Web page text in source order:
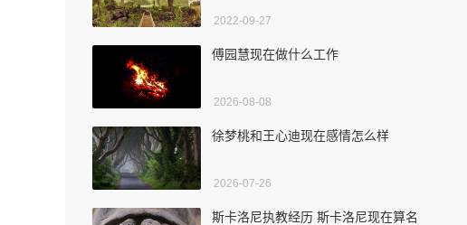
2022-09-27
傅园慧现在做什么工作
2026-08-08
徐梦桃和王心迪现在感情怎么样
2026-07-26
斯卡洛尼执教经历 斯卡洛尼现在算名